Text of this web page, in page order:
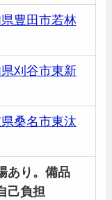
豊田市若林
刈谷市東新
桑名市東汰
あり。備品
己負担